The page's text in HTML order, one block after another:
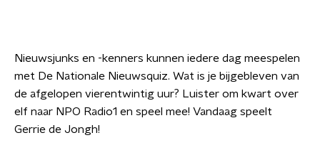
Nieuwsjunks en -kenners kunnen iedere dag meespelen
met De Nationale Nieuwsquiz. Wat is je bijgebleven van
de afgelopen vierentwintig uur? Luister om kwart over
elf naar NPO Radio1 en speel mee! Vandaag speelt
Gerrie de Jongh!